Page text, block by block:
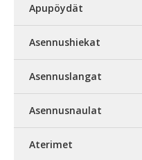
Apupöydät
Asennushiekat
Asennuslangat
Asennusnaulat
Aterimet